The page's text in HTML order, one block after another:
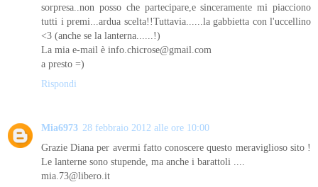
sorpresa..non posso che partecipare,e sinceramente mi piacciono
tutti i premi...ardua scelta!!Tuttavia......la gabbietta con l'uccellino
<3 (anche se la lanterna......!)
La mia e-mail è info.chicrose@gmail.com
a presto =)
Rispondi
Mia6973 28 febbraio 2012 alle ore 10:00
Grazie Diana per avermi fatto conoscere questo meraviglioso sito !
Le lanterne sono stupende, ma anche i barattoli ....
mia.73@libero.it